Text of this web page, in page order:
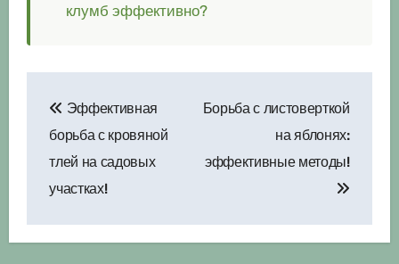
клумб эффективно?
по
записям
Эффективная
борьба с кровяной
тлей на садовых
участках!
Борьба с листоверткой
на яблонях:
эффективные методы!